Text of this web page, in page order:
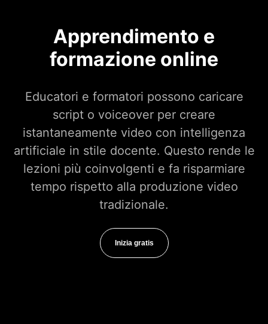
Apprendimento e
formazione online
Educatori e formatori possono caricare
script o voiceover per creare
istantaneamente video con intelligenza
artificiale in stile docente. Questo rende le
lezioni più coinvolgenti e fa risparmiare
tempo rispetto alla produzione video
tradizionale.
Inizia gratis